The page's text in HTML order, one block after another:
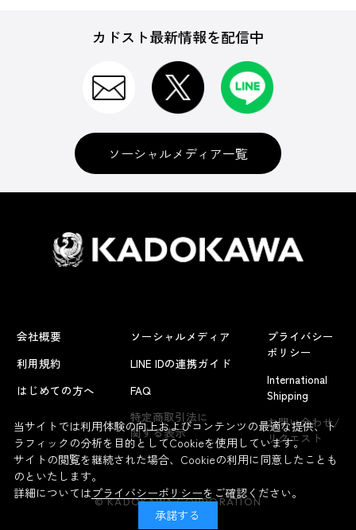
カドスト最新情報を配信中
ソーシャルメディア一覧
会社概要
利用規約
はじめての方へ
ソーシャルメディア
LINE IDの連携ガイド
FAQ
特定商取引法に
関する表示
プライバシー
ポリシー
International
Shipping
お問い合わせ/
リクエスト
© KADOKAWA CORPORATION
当サイトでは利用体験の向上およびコンテンツの最適な提供、ト
ラフィックの分析を目的としてCookieを使用しています。
サイトの閲覧を継続された場合、Cookieの利用に同意したことも
のといたします。
詳細についてはプライバシーポリシーをご確認ください。
承諾する